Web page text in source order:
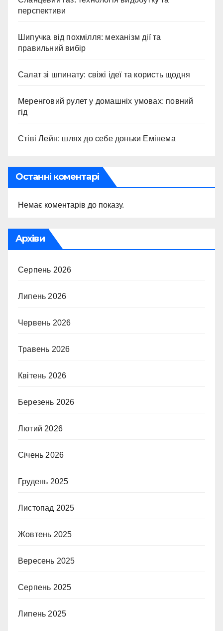
перспективи
Шипучка від похмілля: механізм дії та
правильний вибір
Салат зі шпинату: свіжі ідеї та користь щодня
Меренговий рулет у домашніх умовах: повний
гід
Стіві Лейн: шлях до себе доньки Емінема
Останні коментарі
Немає коментарів до показу.
Архіви
Серпень 2026
Липень 2026
Червень 2026
Травень 2026
Квітень 2026
Березень 2026
Лютий 2026
Січень 2026
Грудень 2025
Листопад 2025
Жовтень 2025
Вересень 2025
Серпень 2025
Липень 2025